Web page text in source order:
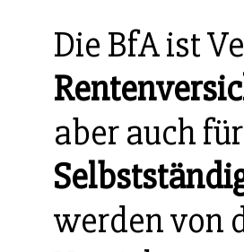
Die BfA ist
aber auch
werden von